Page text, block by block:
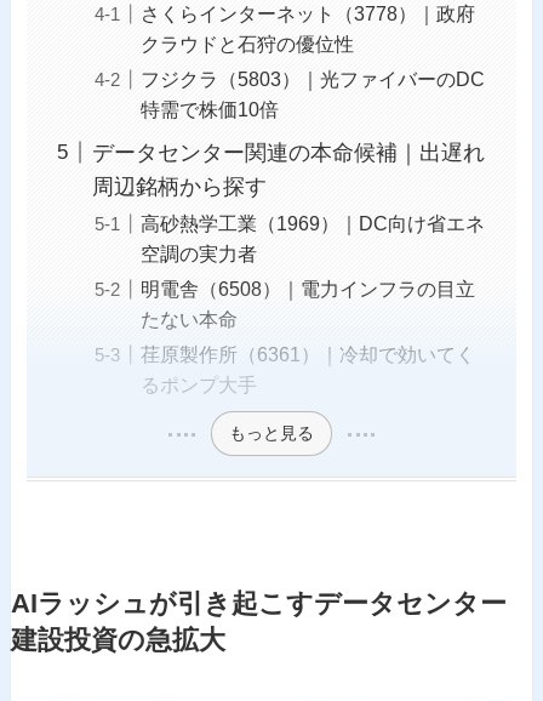
さくらインターネット（3778）｜政府
クラウドと石狩の優位性
フジクラ（5803）｜光ファイバーのDC
特需で株価10倍
データセンター関連の本命候補｜出遅れ
周辺銘柄から探す
高砂熱学工業（1969）｜DC向け省エネ
空調の実力者
明電舎（6508）｜電力インフラの目立
たない本命
荏原製作所（6361）｜冷却で効いてく
るポンプ大手
もっと見る
AIラッシュが引き起こすデータセンター
建設投資の急拡大